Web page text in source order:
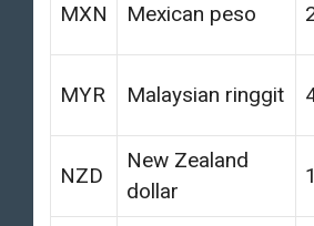
MXN Mexican peso
MYR Malaysian ringgit
NZD
New Zealand
dollar